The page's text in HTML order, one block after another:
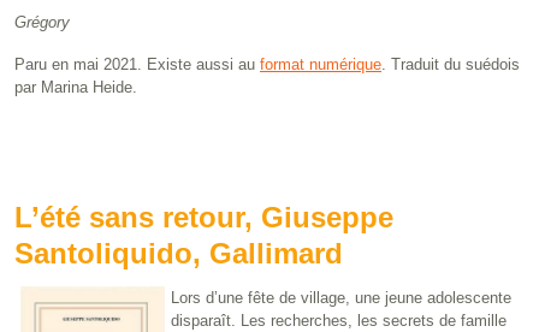
Grégory
Paru en mai 2021. Existe aussi au format numérique . Traduit du suédois
par Marina Heide.
L’été sans retour, Giuseppe
Santoliquido, Gallimard
Lors d’une fête de village, une jeune adolescente
disparaît. Les recherches, les secrets de famille